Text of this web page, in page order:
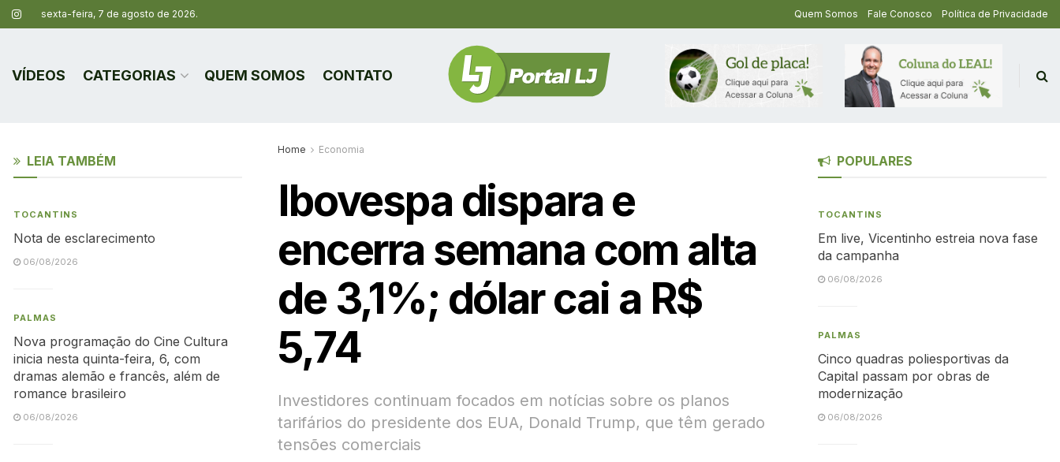
sexta-feira, 7 de agosto de 2026. Quem Somos Fale Conosco Política de Privacidade
VÍDEOS CATEGORIAS QUEM SOMOS CONTATO
Home Economia
Ibovespa dispara e
encerra semana com alta
de 3,1%; dólar cai a R$
5,74
Investidores continuam focados em notícias sobre os planos
tarifários do presidente dos EUA, Donald Trump, que têm gerado
tensões comerciais
LEIA TAMBÉM
TOCANTINS
Nota de esclarecimento
06/08/2026
PALMAS
Nova programação do Cine Cultura
inicia nesta quinta-feira, 6, com
dramas alemão e francês, além de
romance brasileiro
06/08/2026
POPULARES
TOCANTINS
Em live, Vicentinho estreia nova fase
da campanha
06/08/2026
PALMAS
Cinco quadras poliesportivas da
Capital passam por obras de
modernização
06/08/2026